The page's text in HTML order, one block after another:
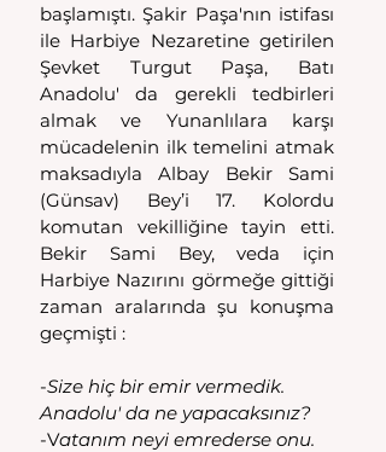
başlamıştı. Şakir Paşa'nın istifası
ile Harbiye Nezaretine getirilen
Şevket Turgut Paşa, Batı
Anadolu' da gerekli tedbirleri
almak ve Yunanlılara karşı
mücadelenin ilk temelini atmak
maksadıyla Albay Bekir Sami
(Günsav) Bey’i 17. Kolordu
komutan vekilliğine tayin etti.
Bekir Sami Bey, veda için
Harbiye Nazırını görmeğe gittiği
zaman aralarında şu konuşma
geçmişti :
-Size hiç bir emir vermedik.
Anadolu' da ne yapacaksınız?
-Vatanım neyi emrederse onu.